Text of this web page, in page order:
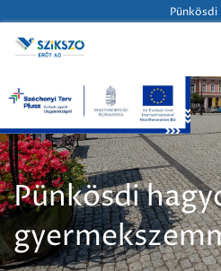
Pünkösdi